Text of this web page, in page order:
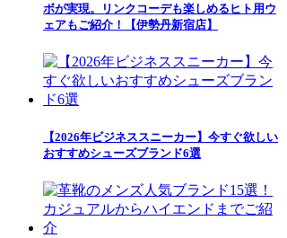
ボが実現。リンクコーデも楽しめるヒト用ウ
ェアもご紹介！【伊勢丹新宿店】
【2026年ビジネススニーカー】今すぐ欲しい
おすすめシューズブランド6選